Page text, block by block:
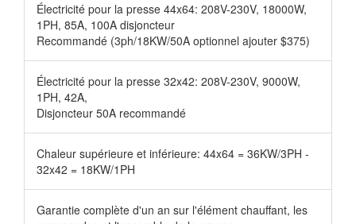
Électricité pour la presse 44x64: 208V-230V, 18000W,
1PH, 85A, 100A disjoncteur
Recommandé (3ph/18KW/50A optionnel ajouter $375)
Électricité pour la presse 32x42: 208V-230V, 9000W,
1PH, 42A,
Disjoncteur 50A recommandé
Chaleur supérieure et inférieure: 44x64 = 36KW/3PH -
32x42 = 18KW/1PH
Garantie complète d'un an sur l'élément chauffant, les